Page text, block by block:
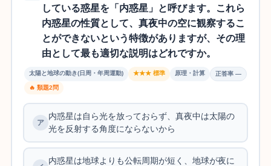
している惑星を「内惑星」と呼びます。これら
内惑星の性質として、真夜中の空に観察するこ
とができないという特徴がありますが、その理
由として最も適切な説明はどれですか。
太陽と地球の動き(日周・年周運動) ★★★ 標準 原理・計算 正答率 —
🔥 類題2問
内惑星は自ら光を放っておらず、真夜中は太陽の
光を反射する角度にならないから
内惑星は地球よりも公転周期が短く、地球が夜に